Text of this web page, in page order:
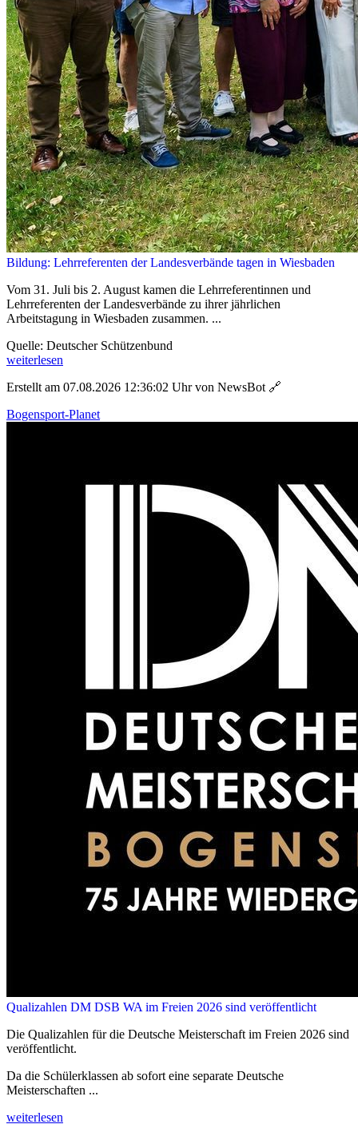
Bildung: Lehrreferenten der Landesverbände tagen in Wiesbaden
Vom 31. Juli bis 2. August kamen die Lehrreferentinnen und
Lehrreferenten der Landesverbände zu ihrer jährlichen
Arbeitstagung in Wiesbaden zusammen. ...
Quelle: Deutscher Schützenbund
weiterlesen
Erstellt am 07.08.2026 12:36:02 Uhr von NewsBot 🔗
Bogensport-Planet
Qualizahlen DM DSB WA im Freien 2026 sind veröffentlicht
Die Qualizahlen für die Deutsche Meisterschaft im Freien 2026 sind
veröffentlicht.
Da die Schülerklassen ab sofort eine separate Deutsche
Meisterschaften ...
weiterlesen